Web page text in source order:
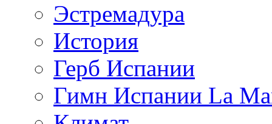
Эстремадура
История
Герб Испании
Гимн Испании La